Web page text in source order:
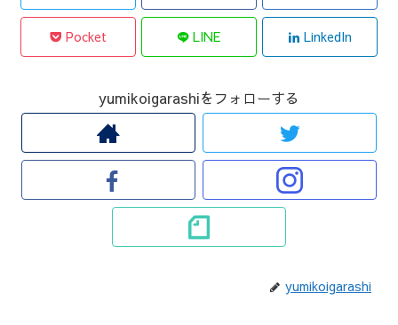
Pocket LINE LinkedIn
yumikoigarashiをフォローする
yumikoigarashi